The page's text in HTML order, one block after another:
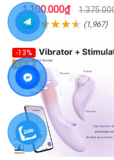
1.100.000₫
(1,967)
-13%
4.8